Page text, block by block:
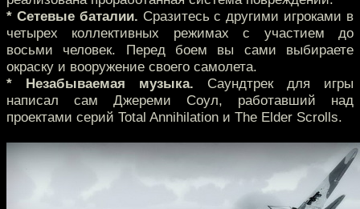
* Сетевые баталии. Сразитесь с другими игроками в
четырех коллективных режимах с участием до
восьми человек. Перед боем вы сами выбираете
окраску и вооружение своего самолета.
* Незабываемая музыка. Саундтрек для игры
написал сам Джереми Соул, работавший над
проектами серий Total Annihilation и The Elder Scrolls.